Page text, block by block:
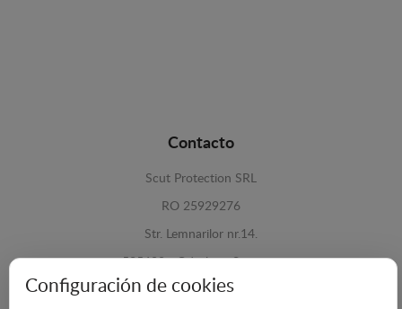
Contacto
Scut Protection SRL
RO 25929276
Str. Lemnarilor nr.14.
535600 - Odorheiu Secuiesc
Harghita, Romania
Configuración de cookies